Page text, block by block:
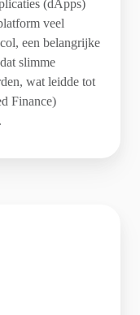
(dApps)
veel
een belangrijke
slimme
wat leidde tot
Finance)